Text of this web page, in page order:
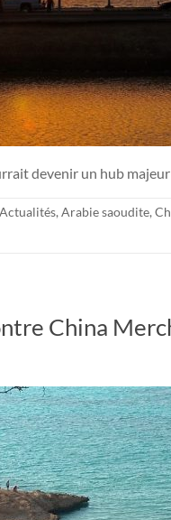
devenir un hub majeur
Actualités, Arabie saoudite,
China